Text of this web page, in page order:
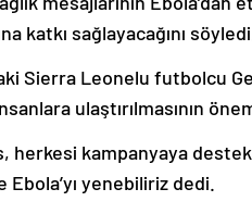
katkı sağlayacağını
Sierra Leonelu futbolcu
ulaştırılmasının
herkesi kampanyaya
Ebola’yı yenebiliriz dedi.